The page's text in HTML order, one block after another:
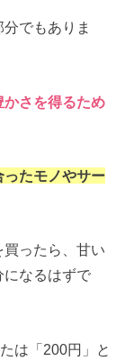
でもありま
かさを得るため
たモノやサー
ったら、甘い
になるはずで
は「200円」と